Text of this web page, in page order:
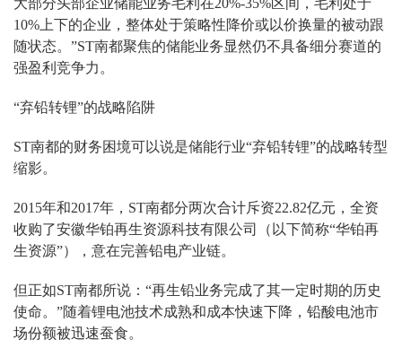
大部分头部企业储能业务毛利在20%-35%区间，毛利处于
10%上下的企业，整体处于策略性降价或以价换量的被动跟
随状态。”ST南都聚焦的储能业务显然仍不具备细分赛道的
强盈利竞争力。
“弃铅转锂”的战略陷阱
ST南都的财务困境可以说是储能行业“弃铅转锂”的战略转型
缩影。
2015年和2017年，ST南都分两次合计斥资22.82亿元，全资
收购了安徽华铂再生资源科技有限公司（以下简称“华铂再
生资源”），意在完善铅电产业链。
但正如ST南都所说：“再生铅业务完成了其一定时期的历史
使命。”随着锂电池技术成熟和成本快速下降，铅酸电池市
场份额被迅速蚕食。